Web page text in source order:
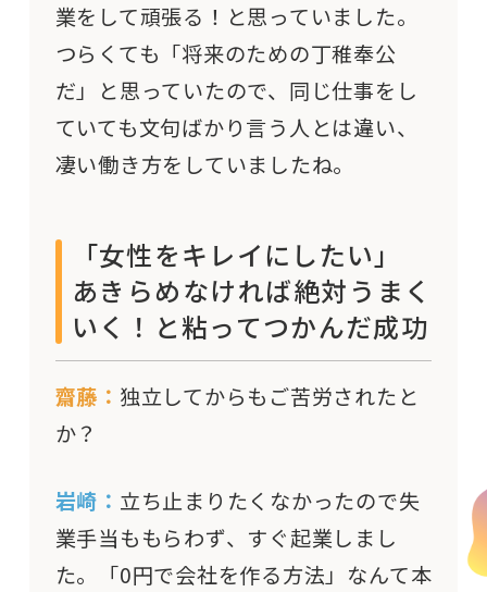
業をして頑張る！と思っていました。
つらくても「将来のための丁稚奉公
だ」と思っていたので、同じ仕事をし
ていても文句ばかり言う人とは違い、
凄い働き方をしていましたね。
「女性をキレイにしたい」
あきらめなければ絶対うまく
いく！と粘ってつかんだ成功
齋藤： 独立してからもご苦労されたと
か？
岩崎： 立ち止まりたくなかったので失
業手当ももらわず、すぐ起業しまし
た。「0円で会社を作る方法」なんて本